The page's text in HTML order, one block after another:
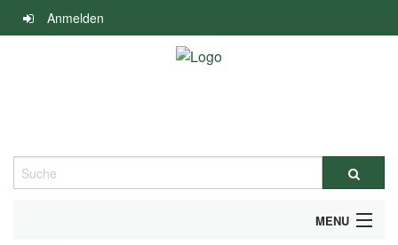
Navigation
überspringen
Anmelden
Suche
MENU